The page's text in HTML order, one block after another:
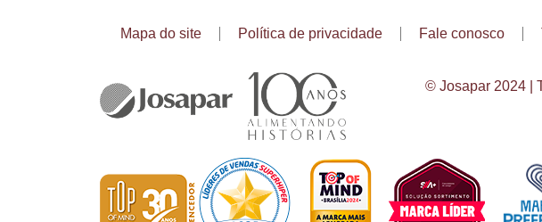
Mapa do site Política de privacidade Fale conosco
© Josapar 2024 |